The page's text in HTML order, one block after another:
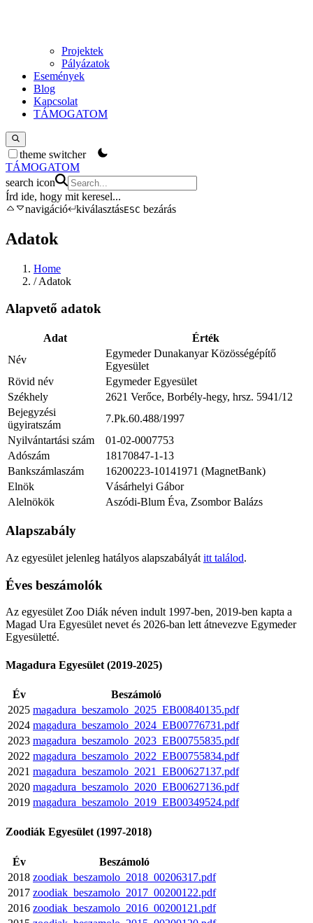
Projektek
Pályázatok
Események
Blog
Kapcsolat
TÁMOGATOM
theme switcher
TÁMOGATOM
search icon
Írd ide, hogy mit keresel...
navigáció
kiválasztásESC bezárás
Adatok
Home
/ Adatok
Alapvető adatok
Adat
Érték
Név
Egymeder Dunakanyar Közösségépítő
Egyesület
Rövid név
Egymeder Egyesület
Székhely
2621 Verőce, Borbély-hegy, hrsz. 5941/12
Bejegyzési
ügyiratszám
7.Pk.60.488/1997
Nyilvántartási szám
01-02-0007753
Adószám
18170847-1-13
Bankszámlaszám
16200223-10141971 (MagnetBank)
Elnök
Vásárhelyi Gábor
Alelnökök
Aszódi-Blum Éva, Zsombor Balázs
Alapszabály
Az egyesület jelenleg hatályos alapszabályát itt találod.
Éves beszámolók
Az egyesület Zoo Diák néven indult 1997-ben, 2019-ben kapta a
Magad Ura Egyesület nevet és 2026-ban lett átnevezve Egymeder
Egyesületté.
Magadura Egyesület (2019-2025)
Év
Beszámoló
2025 magadura_beszamolo_2025_EB00840135.pdf
2024 magadura_beszamolo_2024_EB00776731.pdf
2023 magadura_beszamolo_2023_EB00755835.pdf
2022 magadura_beszamolo_2022_EB00755834.pdf
2021 magadura_beszamolo_2021_EB00627137.pdf
2020 magadura_beszamolo_2020_EB00627136.pdf
2019 magadura_beszamolo_2019_EB00349524.pdf
Zoodiák Egyesület (1997-2018)
Év
Beszámoló
2018 zoodiak_beszamolo_2018_00206317.pdf
2017 zoodiak_beszamolo_2017_00200122.pdf
2016 zoodiak_beszamolo_2016_00200121.pdf